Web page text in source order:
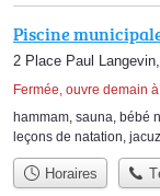
Piscine
2 Place Paul
Fermée, ouvre demain
hammam sauna bébé
leçons de natation
Horaires